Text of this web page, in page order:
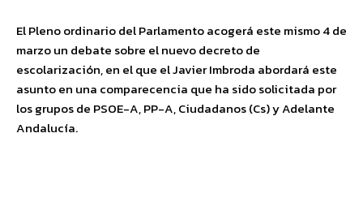
El Pleno ordinario del Parlamento acogerá este mismo 4 de
marzo un debate sobre el nuevo decreto de
escolarización, en el que el Javier Imbroda abordará este
asunto en una comparecencia que ha sido solicitada por
los grupos de PSOE-A, PP-A, Ciudadanos (Cs) y Adelante
Andalucía.